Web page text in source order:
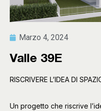
Marzo 4, 2024
Valle 39E
RISCRIVERE L’IDEA DI
Un progetto che riscrive